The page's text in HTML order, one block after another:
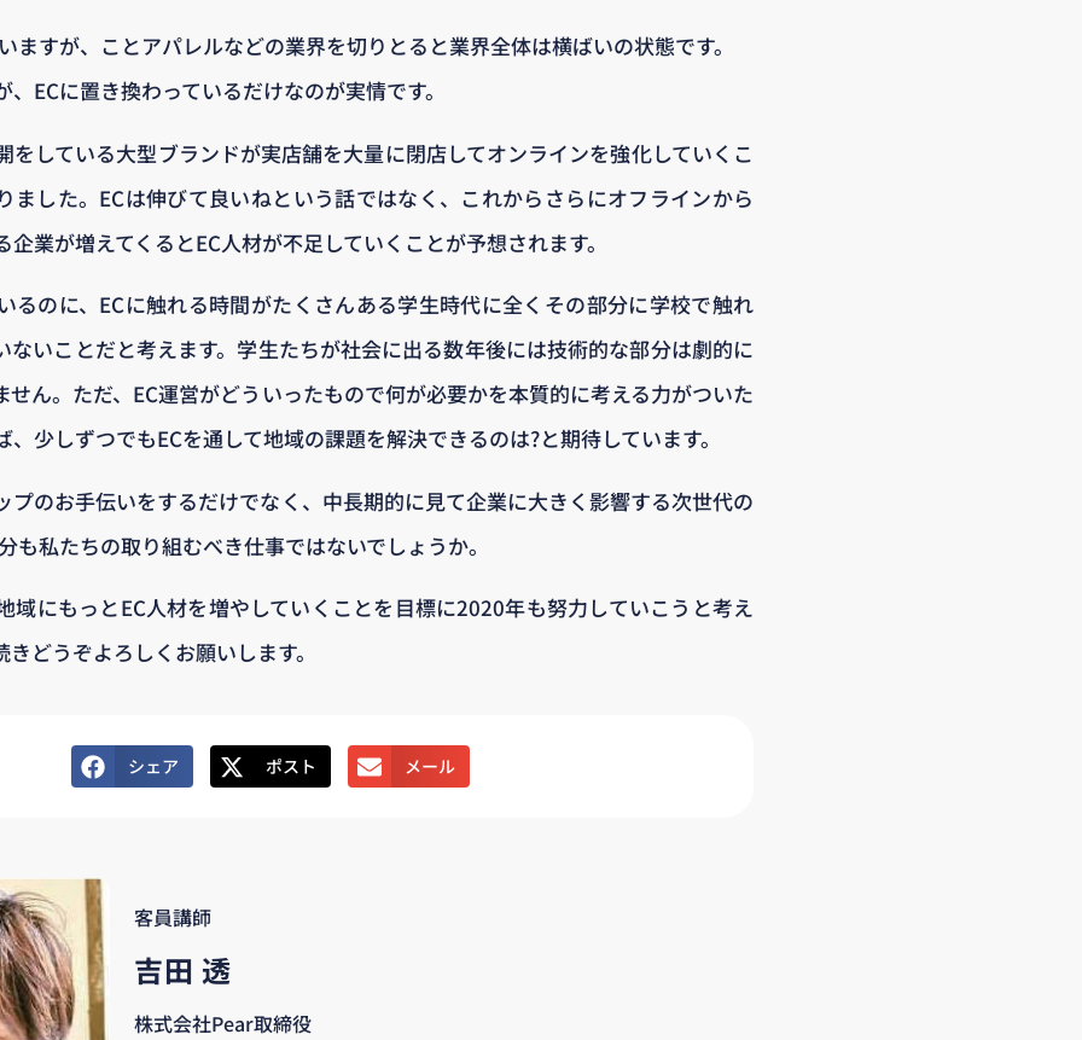
ますが、ことアパレルなどの業界を切りとると業界全体は横ばいの状態です。
ECに置き換わっているだけなのが実情です。
をしている大型ブランドが実店舗を大量に閉店してオンラインを強化していくこ
ました。ECは伸びて良いねという話ではなく、これからさらにオフラインから
業が増えてくるとEC人材が不足していくことが予想されます。
るのに、ECに触れる時間がたくさんある学生時代に全くその部分に学校で触れ
ないことだと考えます。学生たちが社会に出る数年後には技術的な部分は劇的に
せん。ただ、EC運営がどういったもので何が必要かを本質的に考える力がついた
少しずつでもECを通して地域の課題を解決できるのは?と期待しています。
プのお手伝いをするだけでなく、中長期的に見て企業に大きく影響する次世代の
も私たちの取り組むべき仕事ではないでしょうか。
域にもっとEC人材を増やしていくことを目標に2020年も努力していこうと考え
どうぞよろしくお願いします。
シェア ポスト メール
客員講師
吉田 透
株式会社Pear取締役